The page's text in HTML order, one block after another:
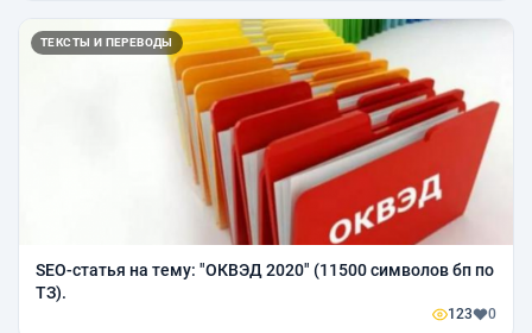
ТЕКСТЫ И ПЕРЕВОДЫ
SEO-статья на тему: "ОКВЭД 2020" (11500 символов бп по
ТЗ).
123 0